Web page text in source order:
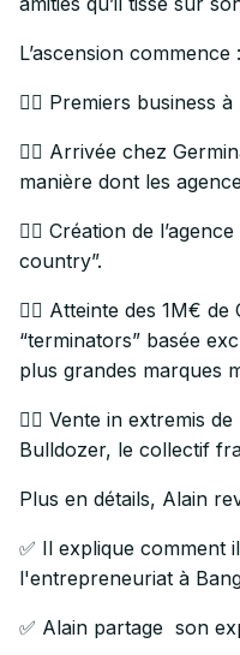
L’ascension commence :
👉🏻 Premiers
👉🏻 Arrivée chez
manière dont les
👉🏻 Création de
country”.
👉🏻 Atteinte des 1M€
“terminators” basée
plus grandes marques
👉🏻 Vente in extremis
Bulldozer, le collectif
Plus en détails, Alain
✅ Il explique comment
l'entrepreneuriat à
✅ Alain partage son